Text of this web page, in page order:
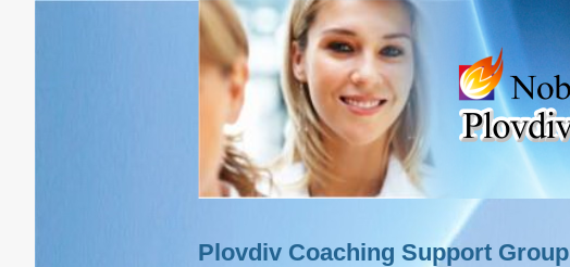
Plovdiv Coaching Support Group